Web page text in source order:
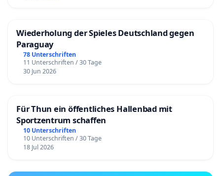
Wiederholung der Spieles Deutschland gegen
Paraguay
78 Unterschriften
11 Unterschriften / 30 Tage
30 Jun 2026
Für Thun ein öffentliches Hallenbad mit
Sportzentrum schaffen
10 Unterschriften
10 Unterschriften / 30 Tage
18 Jul 2026